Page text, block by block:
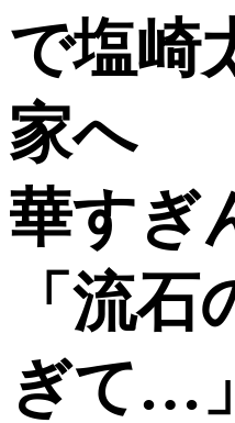
で塩崎
家へ
華すぎ
「流
ぎて…